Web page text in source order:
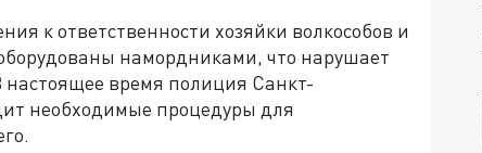
к ответственности хозяйки волкособов и
намордниками, что нарушает
настоящее время полиция Санкт-
необходимые процедуры для